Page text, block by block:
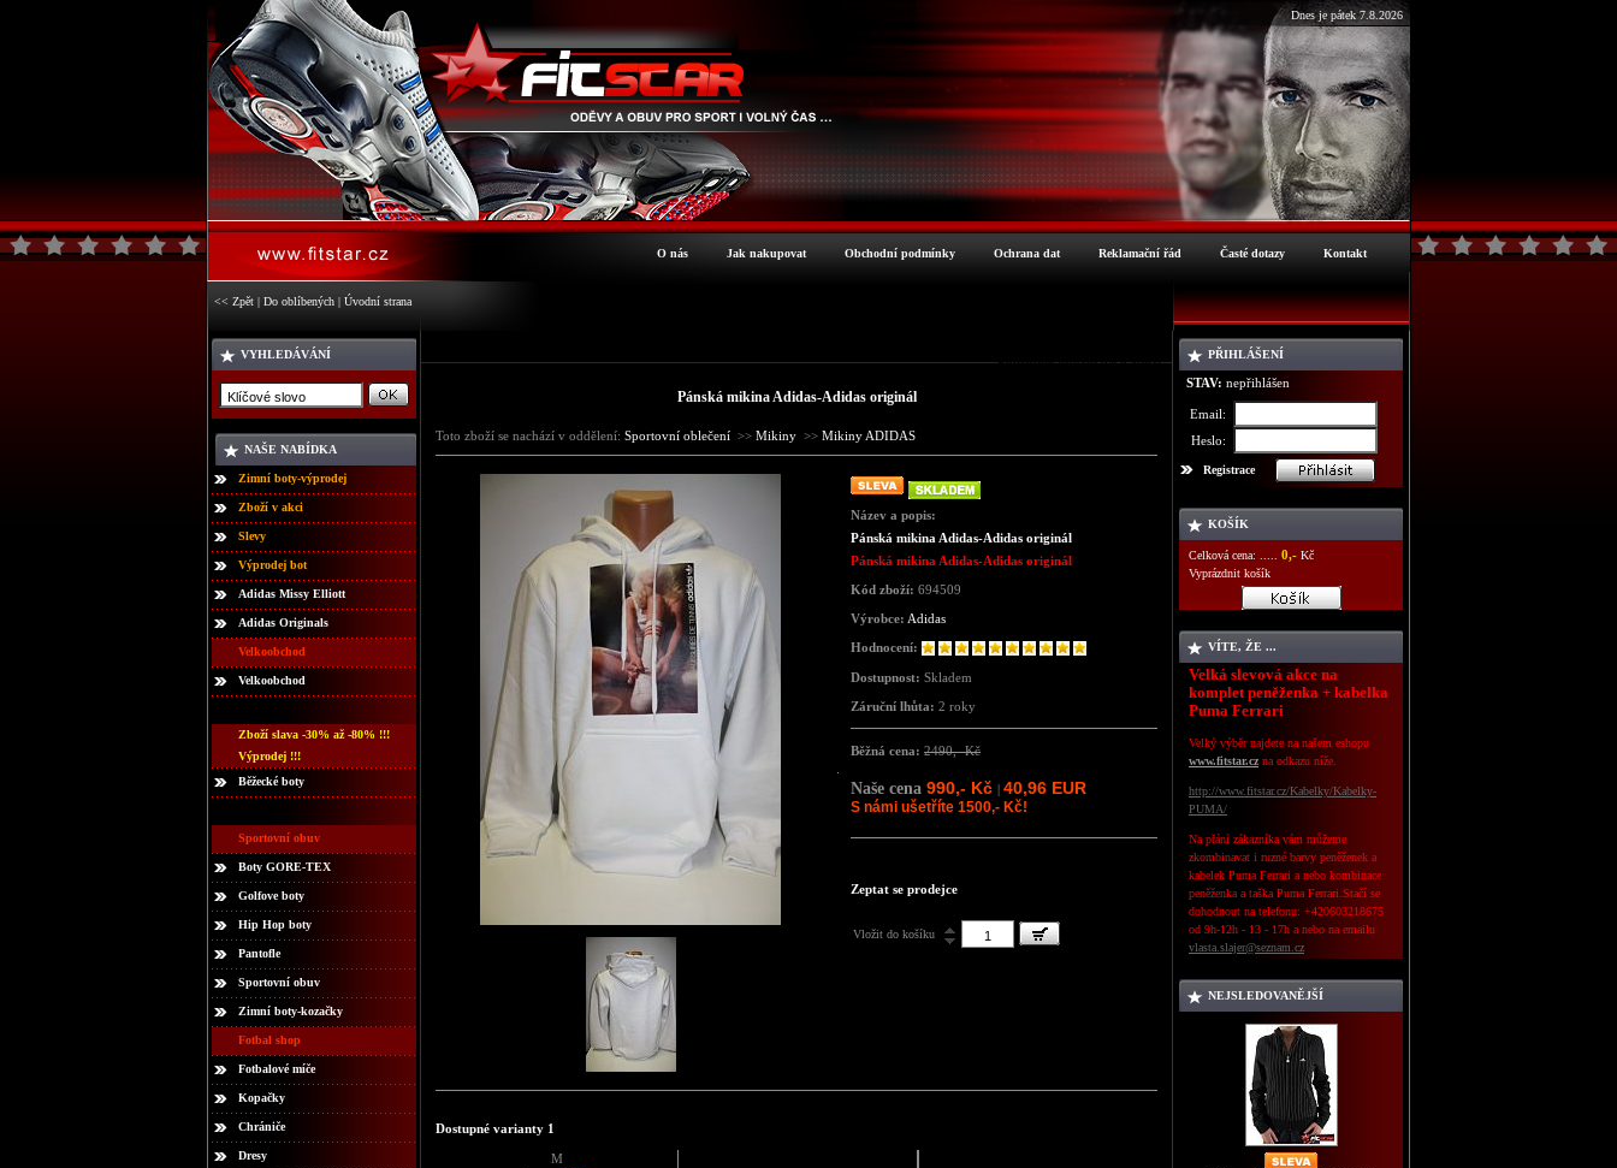
Dnes je pátek 7.8.2026
O nás Jak nakupovat Obchodní podmínky Ochrana dat Reklamační řád Časté dotazy Kontakt
<< Zpět | Do oblíbených | Úvodní strana
VYHLEDÁVÁNÍ
NAŠE NABÍDKA
Zimní boty-výprodej
Zboží v akci
Slevy
Výprodej bot
Adidas Missy Elliott
Adidas Originals
Velkoobchod
Velkoobchod
Zboží slava -30% až -80% !!!
Výprodej !!!
Běžecké boty
Sportovní obuv
Boty GORE-TEX
Golfove boty
Hip Hop boty
Pantofle
Sportovní obuv
Zimní boty-kozačky
Fotbal shop
Fotbalové míče
Kopačky
Chrániče
Dresy
Podrobné informace o zboží
Pánská mikina Adidas-Adidas originál
Toto zboží se nachází v oddělení: Sportovní oblečení >> Mikiny >> Mikiny ADIDAS
Název a popis:
Pánská mikina Adidas-Adidas originál
Pánská mikina Adidas-Adidas originál
Kód zboží: 694509
Výrobce: Adidas
Hodnocení:
Dostupnost: Skladem
Záruční lhůta: 2 roky
Běžná cena: 2490,- Kč
Naše cena 990,- Kč 40,96 EUR
S námi ušetříte 1500,- Kč!
Zeptat se prodejce
Vložit do košíku
Dostupné varianty 1
M
PŘIHLÁŠENÍ
STAV: nepřihlášen
Email:
Heslo:
Registrace
KOŠÍK
Celková cena: ..... 0,- Kč
Vyprázdnit košík
VÍTE, ŽE ...
Velká slevová akce na
komplet peněženka + kabelka
Puma Ferrari
Velký výběr najdete na našem eshopu
www.fitstar.cz na odkazu níže.
http://www.fitstar.cz/Kabelky/Kabelky-
PUMA/
Na přání zákazníka vám můžeme
zkombinavat i ruzné barvy peněženek a
kabelek Puma Ferrari a nebo kombinace
peněženka a taška Puma Ferrari.Stačí se
dohodnout na telefonu: +420603218675
od 9h-12h - 13 - 17h a nebo na emailu
vlasta.slajer@seznam.cz
NEJSLEDOVANĚJŠÍ